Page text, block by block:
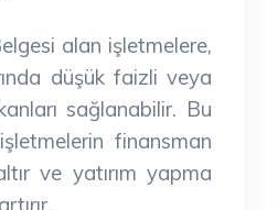
alan işletmelere,
düşük faizli veya
sağlanabilir. Bu
finansman
ve yatırım yapma